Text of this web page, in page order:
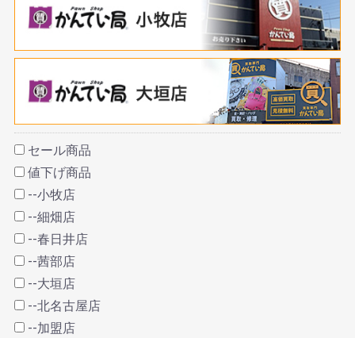
セール商品
値下げ商品
--小牧店
--細畑店
--春日井店
--茜部店
--大垣店
--北名古屋店
--加盟店